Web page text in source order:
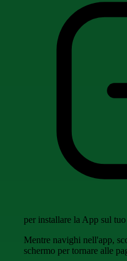
per installare la App sul
Mentre navighi nell'app,
schermo per tornare alle